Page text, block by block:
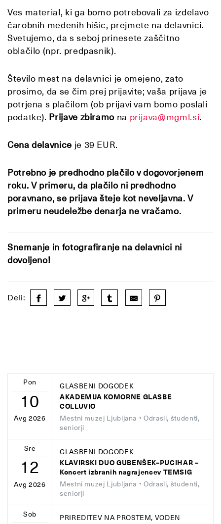
Ves material, ki ga bomo potrebovali za izdelavo
čarobnih medenih hišic, prejmete na delavnici.
Svetujemo, da s seboj prinesete zaščitno
oblačilo (npr. predpasnik).
Število mest na delavnici je omejeno, zato
prosimo, da se čim prej prijavite; vaša prijava je
potrjena s plačilom (ob prijavi vam bomo poslali
podatke). Prijave zbiramo na prijava@mgml.si.
Cena delavnice je 39 EUR.
Potrebno je predhodno plačilo v dogovorjenem
roku. V primeru, da plačilo ni predhodno
poravnano, se prijava šteje kot neveljavna. V
primeru neudeležbe denarja ne vračamo.
Snemanje in fotografiranje na delavnici ni
dovoljeno!
Deli:
Pon
10
Avg 2026
GLASBENI DOGODEK
AKADEMIJA KOMORNE GLASBE
COLLUVIO
Mestni muzej Ljubljana • Odrasli, študenti,
seniorji
Sre
12
Avg 2026
GLASBENI DOGODEK
KLAVIRSKI DUO GUBENŠEK–PUCIHAR –
Koncert izbranih nagrajencev TEMSIG
Mestni muzej Ljubljana • Odrasli, študenti,
seniorji
Sob
PRIREDITEV NA PROSTEM, VODEN